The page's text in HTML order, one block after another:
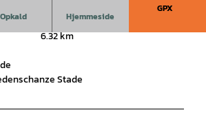
Opkald Hjemmeside
GPX
6.32 km
Stade